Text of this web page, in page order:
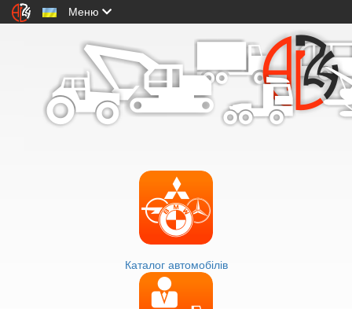
Меню
Каталог автомобілів